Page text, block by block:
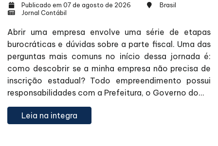
Publicado em 07 de agosto de 2026
Brasil
Jornal Contábil
Abrir uma empresa envolve uma série de etapas
burocráticas e dúvidas sobre a parte fiscal. Uma das
perguntas mais comuns no início dessa jornada é:
como descobrir se a minha empresa não precisa de
inscrição estadual? Todo empreendimento possui
responsabilidades com a Prefeitura, o Governo do...
Leia na integra